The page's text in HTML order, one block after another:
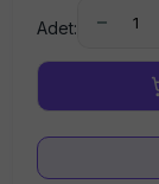
Adet: 1